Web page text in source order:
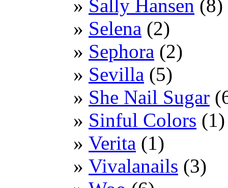
Sally Hansen (8)
Selena (2)
Sephora (2)
Sevilla (5)
She Nail Sugar
Sinful Colors (1)
Verita (1)
Vivalanails (3)